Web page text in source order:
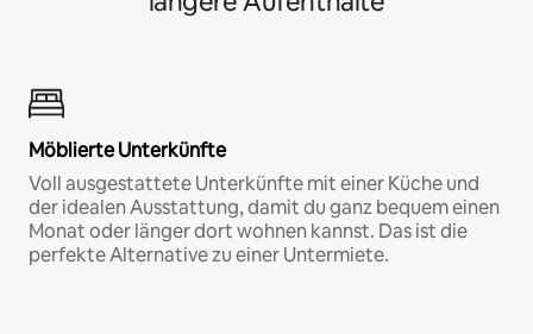
Möblierte Unterkünfte
Voll ausgestattete Unterkünfte mit einer Küche und
der idealen Ausstattung, damit du ganz bequem einen
Monat oder länger dort wohnen kannst. Das ist die
perfekte Alternative zu einer Untermiete.